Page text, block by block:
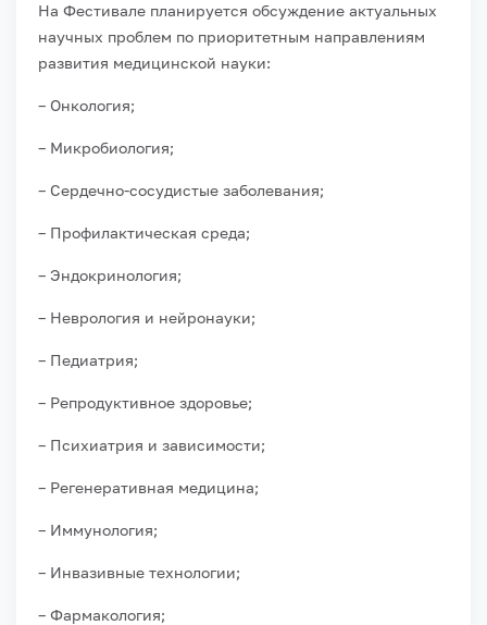
На Фестивале планируется обсуждение актуальных
научных проблем по приоритетным направлениям
развития медицинской науки:
– Онкология;
– Микробиология;
– Сердечно-сосудистые заболевания;
– Профилактическая среда;
– Эндокринология;
– Неврология и нейронауки;
– Педиатрия;
– Репродуктивное здоровье;
– Психиатрия и зависимости;
– Регенеративная медицина;
– Иммунология;
– Инвазивные технологии;
– Фармакология;